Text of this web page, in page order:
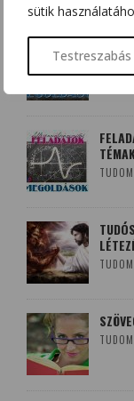
sütik
Testreszabás